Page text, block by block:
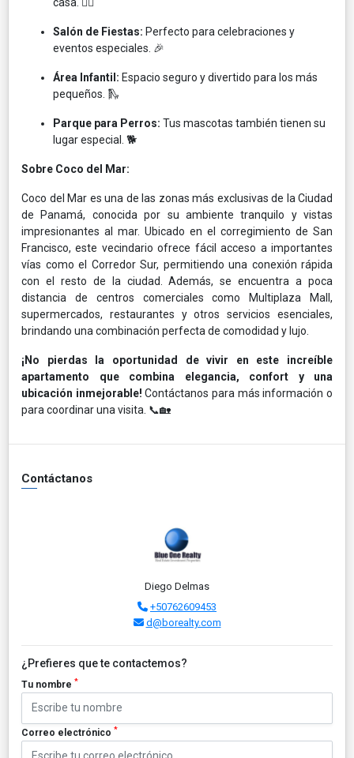
Salón de Fiestas: Perfecto para celebraciones y
eventos especiales. 🎉​
Área Infantil: Espacio seguro y divertido para los más
pequeños. 🛝​
Parque para Perros: Tus mascotas también tienen su
lugar especial. 🐕​
Sobre Coco del Mar:
Coco del Mar es una de las zonas más exclusivas de la Ciudad
de Panamá, conocida por su ambiente tranquilo y vistas
impresionantes al mar. Ubicado en el corregimiento de San
Francisco, este vecindario ofrece fácil acceso a importantes
vías como el Corredor Sur, permitiendo una conexión rápida
con el resto de la ciudad. Además, se encuentra a poca
distancia de centros comerciales como Multiplaza Mall,
supermercados, restaurantes y otros servicios esenciales,
brindando una combinación perfecta de comodidad y lujo.​
¡No pierdas la oportunidad de vivir en este increíble
apartamento que combina elegancia, confort y una
ubicación inmejorable! Contáctanos para más información o
para coordinar una visita. 📞🏡
Contáctanos
Diego Delmas
+50762609453
d@borealty.com
¿Prefieres que te contactemos?
Tu nombre *
Correo electrónico *